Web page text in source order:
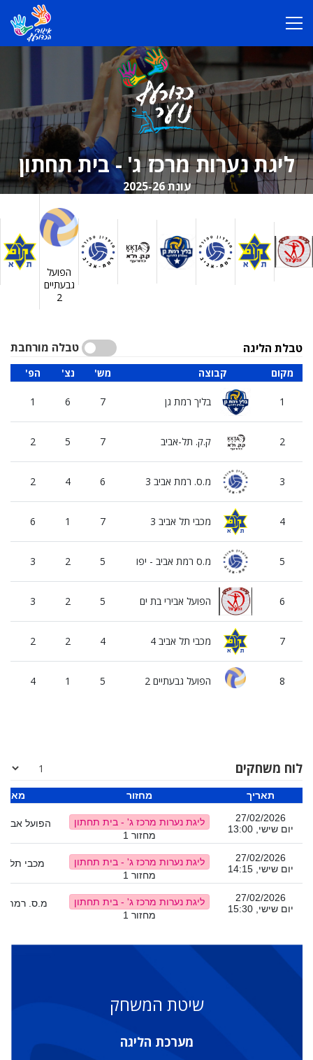
ליגת נערות מרכז ג' - בית תחתון
עונת 2025-26
הפועל
גבעתיים
2
טבלה מורחבת טבלת הליגה
'הפ 'נצ 'מש קבוצה מקום
1 6 7 בליך רמת גן 1
2 5 7 ק.ק. תל-אביב 2
2 4 6 מ.ס. רמת אביב 3 3
6 1 7 מכבי תל אביב 3 4
3 2 5 מ.ס רמת אביב - יפו 5
3 2 5 הפועל אבירי בת ים 6
2 2 4 מכבי תל אביב 4 7
4 1 5 הפועל גבעתיים 2 8
לוח משחקים
מחזור תאריך
הפועל
ליגת נערות מרכז ג' - בית תחתון
מחזור 1
27/02/2026
יום שישי, 13:00
מכבי תל
ליגת נערות מרכז ג' - בית תחתון
מחזור 1
27/02/2026
יום שישי, 14:15
מ.ס. רמת
ליגת נערות מרכז ג' - בית תחתון
מחזור 1
27/02/2026
יום שישי, 15:30
שיטת המשחק
מערכת הליגה